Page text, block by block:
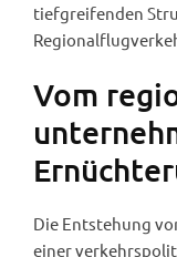
tiefgreifenden
Vom
Die Entstehung
einer